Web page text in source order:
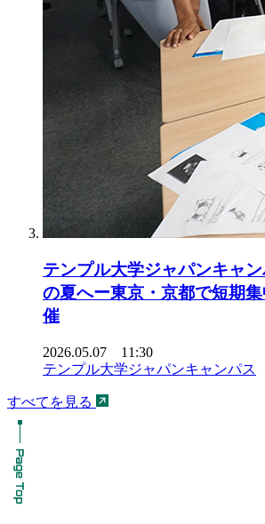
テンプル大学ジャパンキャ
の夏へー東京・京都で短期
催
2026.05.07 11:30
テンプル大学ジャパンキャンパス
すべてを見る